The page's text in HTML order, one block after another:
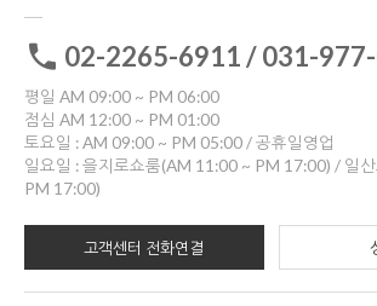
02-2265-6911 / 031-
평일 AM 09:00 ~ PM 06:00
점심 AM 12:00 ~ PM 01:00
토요일 : AM 09:00 ~ PM 05:00 / 공휴일영업
일요일 : 을지로쇼룸(AM 11:00 ~ PM 17:00) / 일
PM 17:00)
고객센터 전화연결